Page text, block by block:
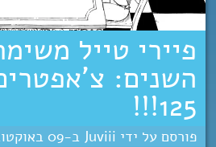
פיירי טייל
125!!!
Juviii
09